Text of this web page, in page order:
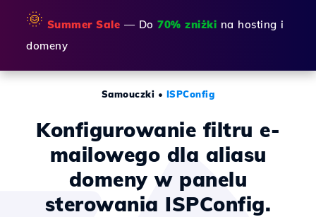
🌞 Summer Sale — Do 70% zniżki na hosting i
domeny
Samouczki • ISPConfig
Konfigurowanie filtru e-
mailowego dla aliasu
domeny w panelu
sterowania ISPConfig.